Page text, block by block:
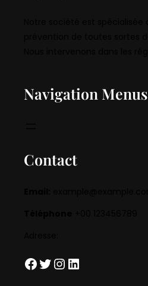
Navigation Menus
Contact
Facebook Twitter InstagramLinkedIn